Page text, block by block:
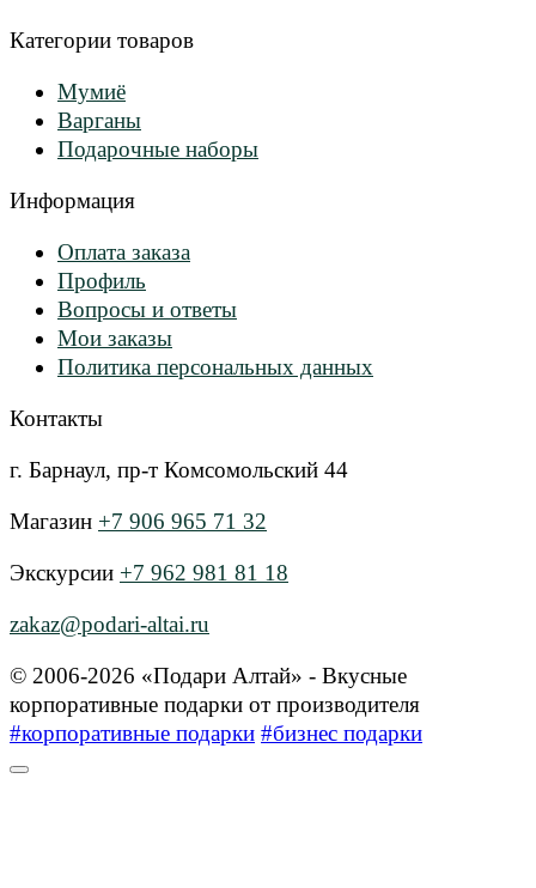
Категории товаров
Мумиё
Варганы
Подарочные наборы
Информация
Оплата заказа
Профиль
Вопросы и ответы
Мои заказы
Политика персональных данных
Контакты
г. Барнаул, пр-т Комсомольский 44
Магазин +7 906 965 71 32
Экскурсии +7 962 981 81 18
zakaz@podari-altai.ru
© 2006-2026 «Подари Алтай» - Вкусные
корпоративные подарки от производителя
#корпоративные подарки #бизнес подарки